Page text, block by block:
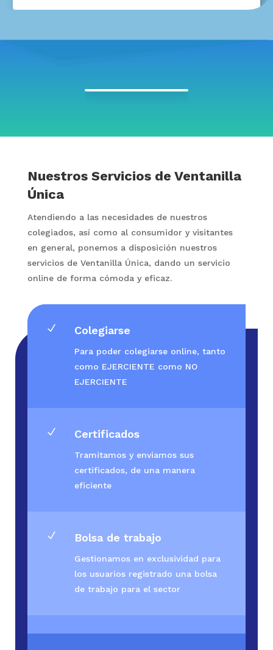
Nuestros Servicios de Ventanilla
Única
Atendiendo a las necesidades de nuestros
colegiados, así como al consumidor y visitantes
en general, ponemos a disposición nuestros
servicios de Ventanilla Única, dando un servicio
online de forma cómoda y eficaz.
N Colegiarse
Para poder colegiarse online, tanto
como EJERCIENTE como NO
EJERCIENTE
N Certificados
Tramitamos y enviamos sus
certificados, de una manera
eficiente
N Bolsa de trabajo
Gestionamos en exclusividad para
los usuarios registrado una bolsa
de trabajo para el sector